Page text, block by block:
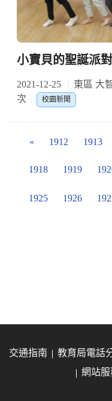
小寶貝的聖誕派對
2021-12-25 東區 大
次
校園新聞
« 1912 1913
1918 1919
1925 1926
交通指南 教育局電話
網站